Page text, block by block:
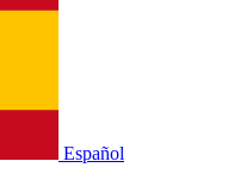
Español